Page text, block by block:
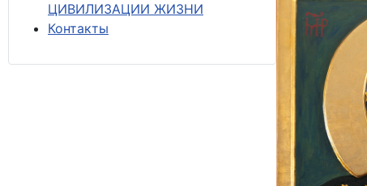
ЦИВИЛИЗАЦИИ ЖИЗНИ
Контакты